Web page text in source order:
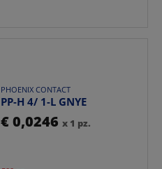
PHOENIX CONTACT
PP-H 4/ 1-L GNYE
€ 0,0246 x 1 pz.